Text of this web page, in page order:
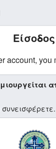
Είσοδος
account, you